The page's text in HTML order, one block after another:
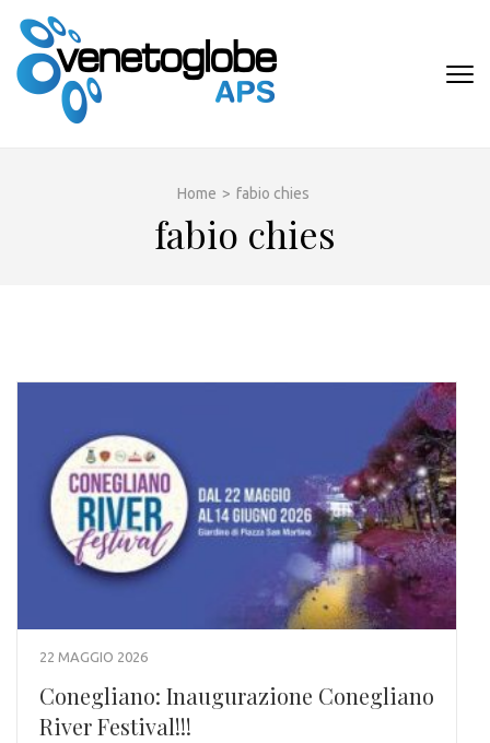
contenuto
(premi
Home > fabio chies
fabio chies
22 MAGGIO 2026
Conegliano: Inaugurazione Conegliano
River Festival!!!